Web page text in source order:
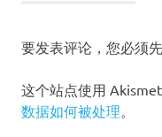
要发表评论，您必须先
这个站点使用 Akismet
数据如何被处理。